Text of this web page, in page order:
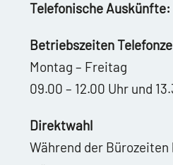
Telefonische Auskünfte:
Betriebszeiten
Montag – Freitag
09.00 – 12.00 Uhr und
Direktwahl
Während der